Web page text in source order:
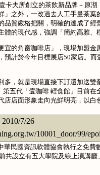
卡夫所創立的茶飲新品牌－原
」之外，一改過去人工手量茶
品質嚴格把關，明確的達成了
體的現代感，強調「簡約高雅
宜的角窗咖啡店」，現場加盟
預計於今年目標展店50家店。
，就是現場直接下訂還加送雙
第五代「壹咖啡 輕食館」目前
店店面形象走向光鮮明亮，以
2010/7/26
10001_door/99/
民國資訊軟體協會執行之免費
前共設立有五大學院及線上演講